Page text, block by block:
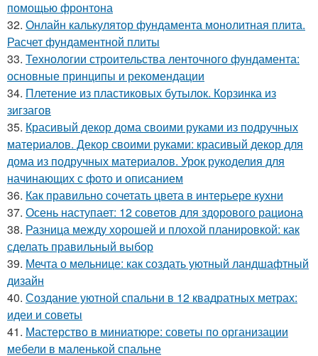
помощью фронтона
32. Онлайн калькулятор фундамента монолитная плита.
Расчет фундаментной плиты
33. Технологии строительства ленточного фундамента:
основные принципы и рекомендации
34. Плетение из пластиковых бутылок. Корзинка из
зигзагов
35. Красивый декор дома своими руками из подручных
материалов. Декор своими руками: красивый декор для
дома из подручных материалов. Урок рукоделия для
начинающих с фото и описанием
36. Как правильно сочетать цвета в интерьере кухни
37. Осень наступает: 12 советов для здорового рациона
38. Разница между хорошей и плохой планировкой: как
сделать правильный выбор
39. Мечта о мельнице: как создать уютный ландшафтный
дизайн
40. Создание уютной спальни в 12 квадратных метрах:
идеи и советы
41. Мастерство в миниатюре: советы по организации
мебели в маленькой спальне